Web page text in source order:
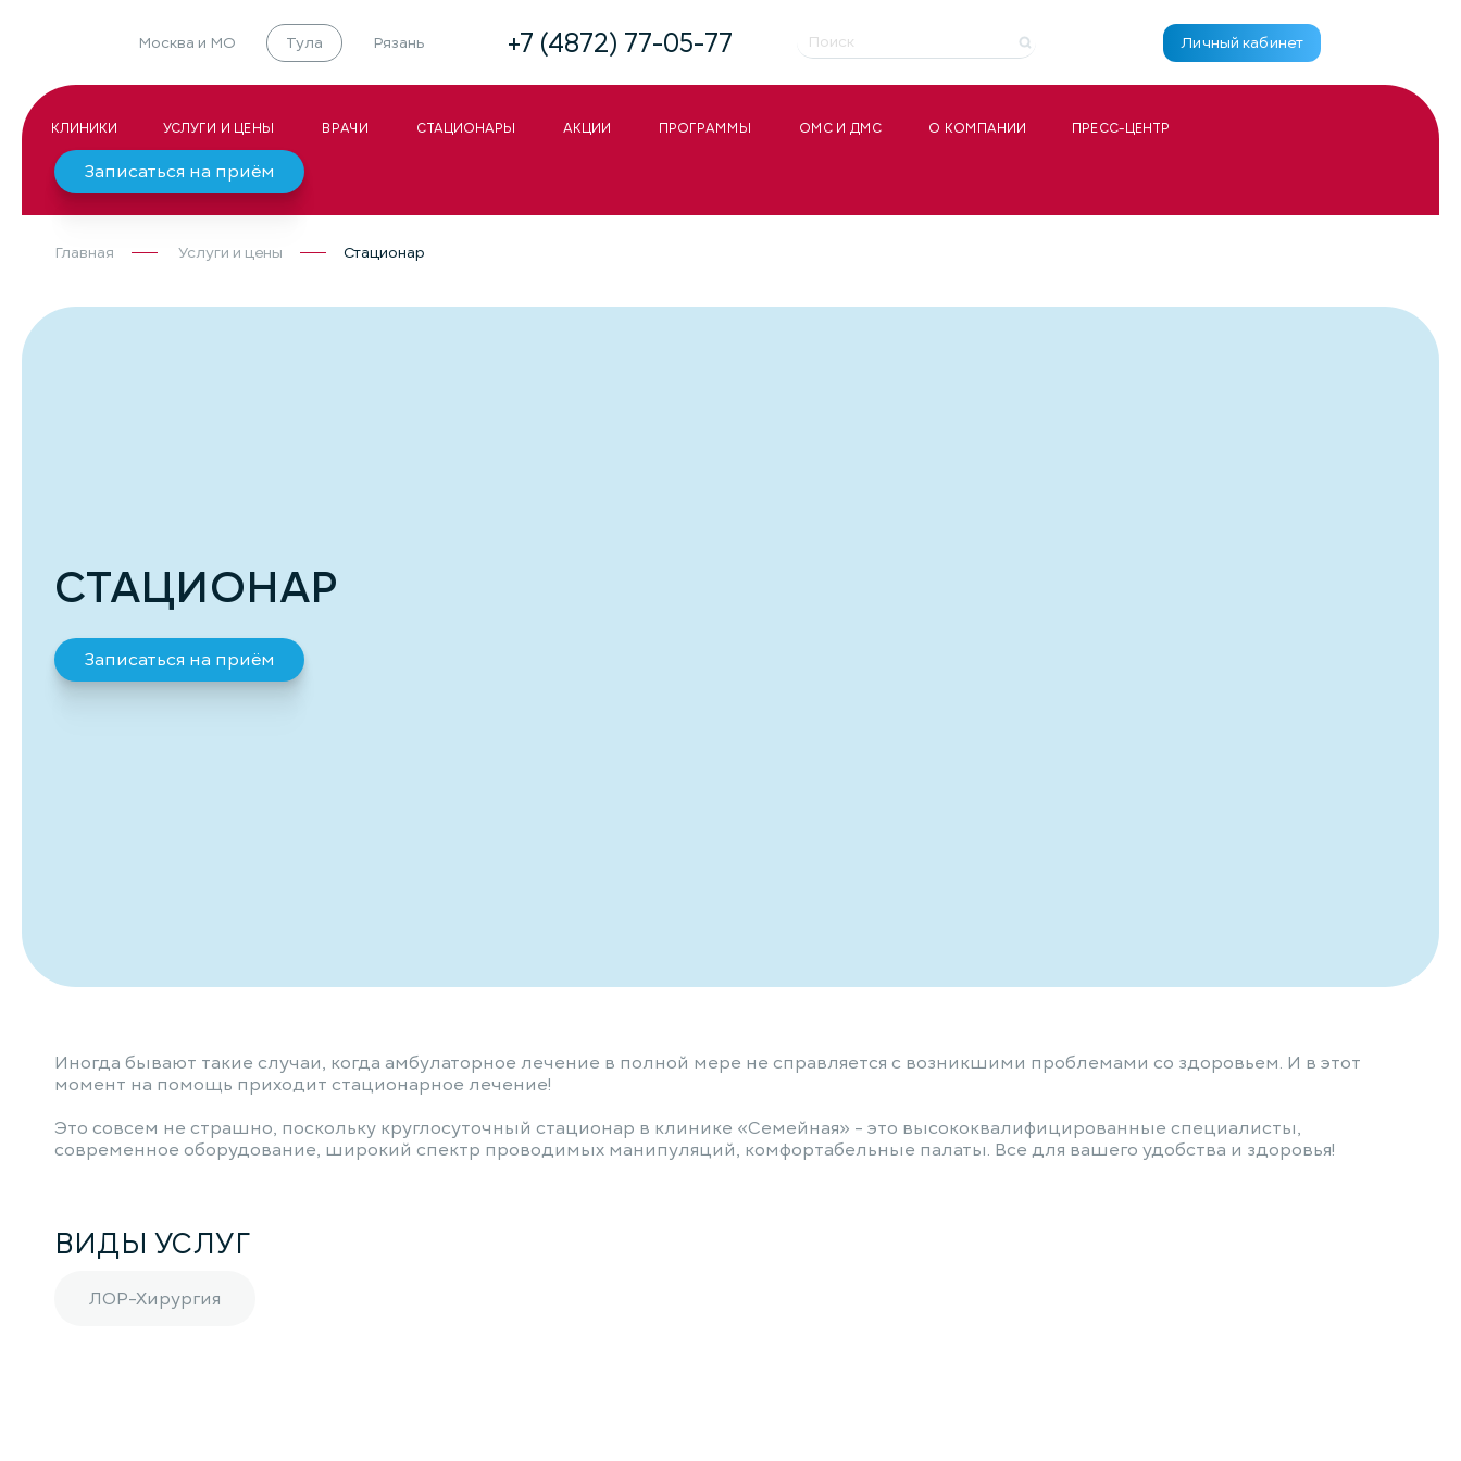
Москва и МО Тула Рязань +7 (4872) 77-05-77 Личный кабинет
КЛИНИКИ УСЛУГИ И ЦЕНЫ ВРАЧИ СТАЦИОНАРЫ АКЦИИ ПРОГРАММЫ ОМС И ДМС О КОМПАНИИ ПРЕСС-ЦЕНТР
Записаться на приём
Главная Услуги и цены Стационар
СТАЦИОНАР
Записаться на приём
Иногда бывают такие случаи, когда амбулаторное лечение в полной мере не справляется с возникшими проблемами со здоровьем. И в этот
момент на помощь приходит стационарное лечение!
Это совсем не страшно, поскольку круглосуточный стационар в клинике «Семейная» - это высококвалифицированные специалисты,
современное оборудование, широкий спектр проводимых манипуляций, комфортабельные палаты. Все для вашего удобства и здоровья!
ВИДЫ УСЛУГ
ЛОР-Хирургия